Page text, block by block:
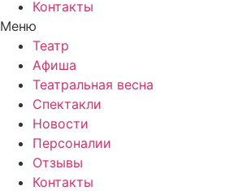
Контакты
Меню
Театр
Афиша
Театральная весна
Спектакли
Новости
Персоналии
Отзывы
Контакты